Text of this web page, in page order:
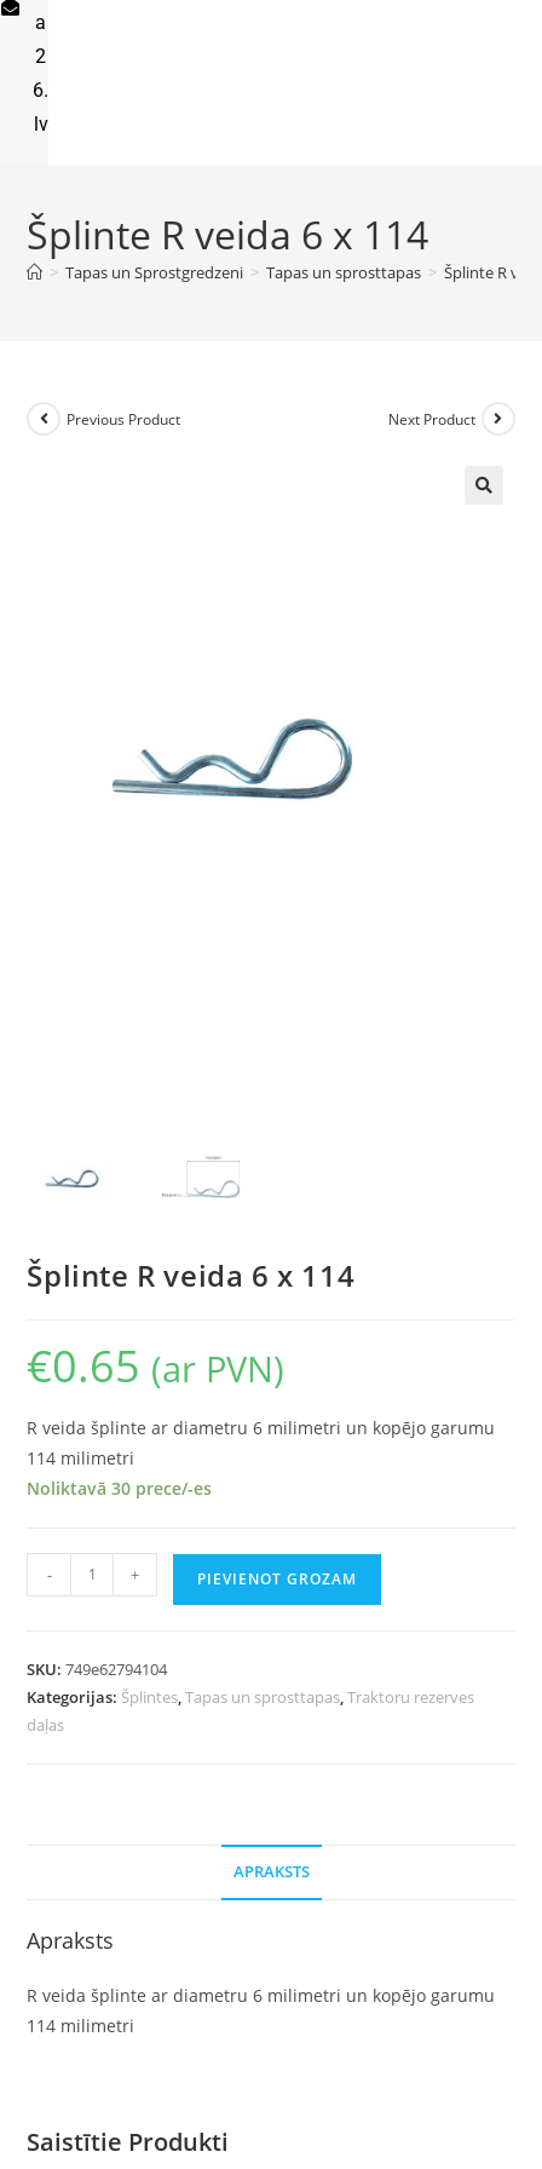
a
2
6.
lv
Šplinte R veida 6 x 114
> Tapas un Sprostgredzeni > Tapas un sprosttapas > Šplinte R
Previous Product Next Product
Šplinte R veida 6 x 114
€0.65 (ar PVN)
R veida šplinte ar diametru 6 milimetri un kopējo garumu
114 milimetri
Noliktavā 30 prece/-es
- + PIEVIENOT GROZAM
SKU:749e62794104
Kategorijas: Šplintes ,Tapas un sprosttapas ,Traktoru rezerves
daļas
APRAKSTS
Apraksts
R veida šplinte ar diametru 6 milimetri un kopējo garumu
114 milimetri
Saistītie Produkti